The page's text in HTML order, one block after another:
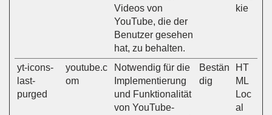
Videos von
YouTube, die der
Benutzer gesehen
hat, zu behalten.
kie
yt-icons-
last-
purged
youtube.c
om
Notwendig für die
Implementierung
und Funktionalität
von YouTube-
Bestän
dig
HT
ML
Loc
al